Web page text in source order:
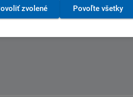
Povoľte všetky
zvolené